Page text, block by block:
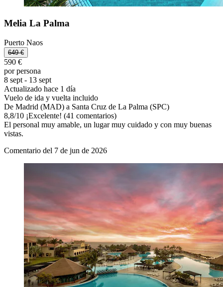
Melia La Palma
Puerto Naos
649 €
590 €
por persona
8 sept - 13 sept
Actualizado hace 1 día
Vuelo de ida y vuelta incluido
De Madrid (MAD) a Santa Cruz de La Palma (SPC)
8,8/10 ¡Excelente! (41 comentarios)
El personal muy amable, un lugar muy cuidado y con muy buenas
vistas.
Comentario del 7 de jun de 2026